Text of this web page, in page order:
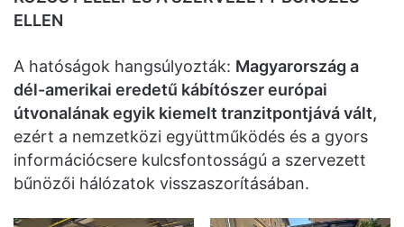
ELLEN
A hatóságok hangsúlyozták: Magyarország a
dél-amerikai eredetű kábítószer európai
útvonalának egyik kiemelt tranzitpontjává vált,
ezért a nemzetközi együttműködés és a gyors
információcsere kulcsfontosságú a szervezett
bűnözői hálózatok visszaszorításában.